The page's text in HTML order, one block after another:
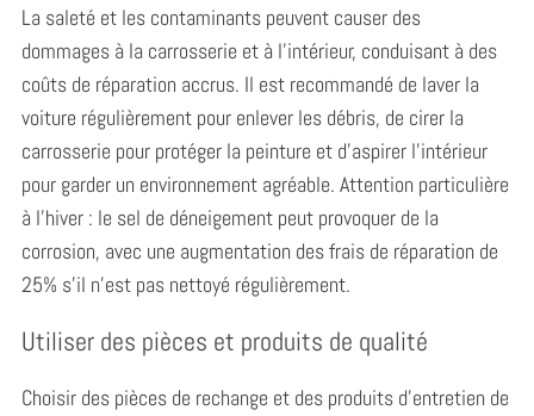
La saleté et les contaminants peuvent causer des
dommages à la carrosserie et à l’intérieur, conduisant à des
coûts de réparation accrus. Il est recommandé de laver la
voiture régulièrement pour enlever les débris, de cirer la
carrosserie pour protéger la peinture et d’aspirer l’intérieur
pour garder un environnement agréable. Attention particulière
à l’hiver : le sel de déneigement peut provoquer de la
corrosion, avec une augmentation des frais de réparation de
25% s’il n’est pas nettoyé régulièrement.
Utiliser des pièces et produits de qualité
Choisir des pièces de rechange et des produits d’entretien de
S
e
a
c
f
r